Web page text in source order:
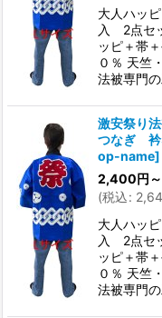
大人ハッ
入 2点セ
ッピ＋帯
０％ 天竺
法被専門
激安祭り
つなぎ 衿
op-name]
2,400円 ～
(税込:
大人ハッ
入 2点セ
ッピ＋帯
０％ 天竺
法被専門